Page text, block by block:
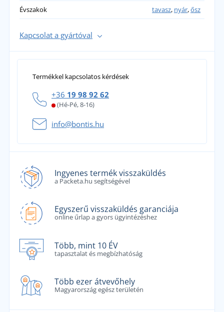
Évszakok
tavasz, nyár,ősz
Kapcsolat a gyártóval
Termékkel kapcsolatos kérdések
+36 19 98 92 62
(Hé-Pé, 8-16)
info@bontis.hu
Ingyenes termék visszaküldés
a Packeta.hu segítségével
Egyszerű visszaküldés garanciája
online űrlap a gyors ügyintézéshez
Több, mint 10 ÉV
tapasztalat és megbízhatóság
Több ezer átvevőhely
Magyarország egész területén